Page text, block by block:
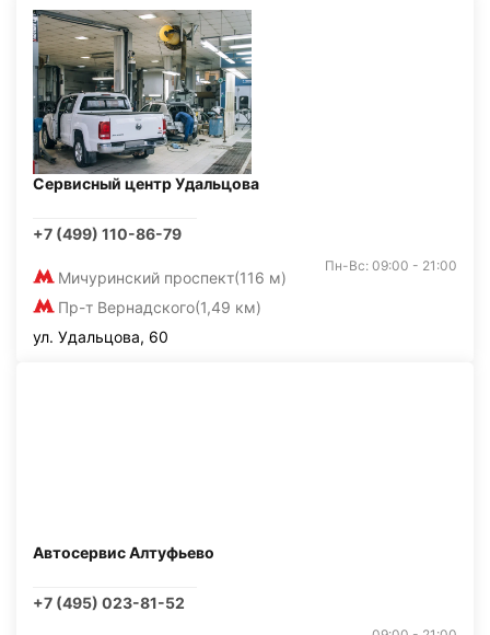
Сервисный центр Удальцова
+7 (499) 110-86-79
Мичуринский проспект(116 м)
Пр-т Вернадского(1,49 км)
Пн-Вс: 09:00 - 21:00
ул. Удальцова, 60
Автосервис Алтуфьево
+7 (495) 023-81-52